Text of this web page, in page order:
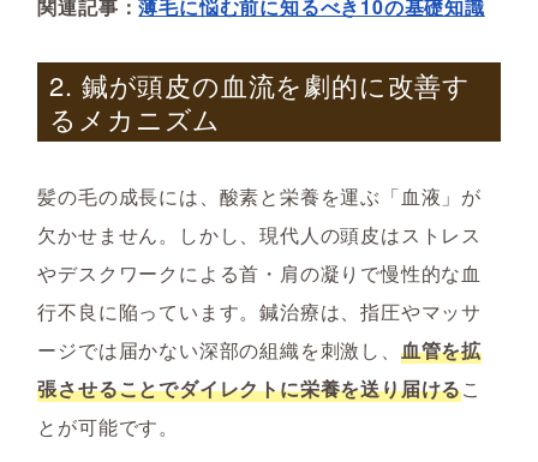
関連記事：薄毛に悩む前に知るべき10の基礎知識
2. 鍼が頭皮の血流を劇的に改善す
るメカニズム
髪の毛の成長には、酸素と栄養を運ぶ「血液」が
欠かせません。しかし、現代人の頭皮はストレス
やデスクワークによる首・肩の凝りで慢性的な血
行不良に陥っています。鍼治療は、指圧やマッサ
ージでは届かない深部の組織を刺激し、 血管を拡
張させることでダイレクトに栄養を送り届けるこ
とが可能です。